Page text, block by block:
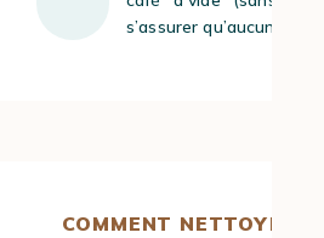
s’assurer qu’aucun
COMMENT NETTOYER